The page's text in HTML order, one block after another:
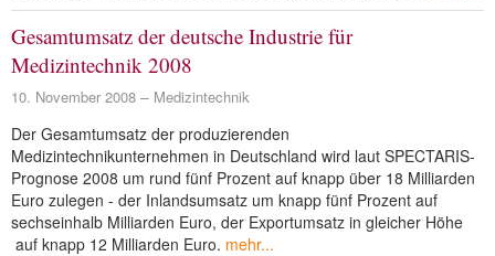
Gesamtumsatz der deutsche Industrie für
Medizintechnik 2008
10. November 2008 Medizintechnik
Der Gesamtumsatz der produzierenden
Medizintechnikunternehmen in Deutschland wird laut SPECTARIS-
Prognose 2008 um rund fünf Prozent auf knapp über 18 Milliarden
Euro zulegen - der Inlandsumsatz um knapp fünf Prozent auf
sechseinhalb Milliarden Euro, der Exportumsatz in gleicher Höhe
auf knapp 12 Milliarden Euro. mehr...